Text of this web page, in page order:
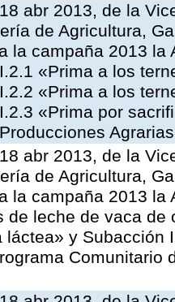
abr 2013, de la
de Agricultura,
la campaña 2013
«Prima a los
«Prima a los
«Prima por
abr 2013, de la
de Agricultura,
la campaña 2013
de leche de vaca
láctea» y Subacción
Comunitario